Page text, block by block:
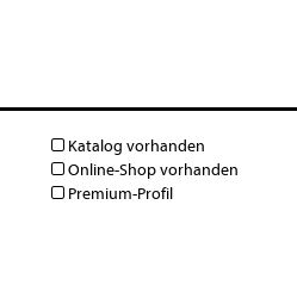
Katalog vorhanden
Online-Shop vorhanden
Premium-Profil